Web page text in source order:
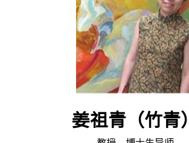
姜祖青（竹青）